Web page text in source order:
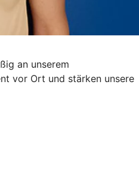
an unserem
vor Ort und stärken unsere